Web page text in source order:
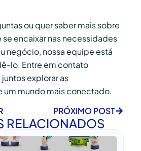
ou quer saber mais sobre
encaixar nas necessidades
negócio, nossa equipe está
lo. Entre em contato
explorar as
mundo mais conectado.
PRÓXIMO POST
RELACIONADOS